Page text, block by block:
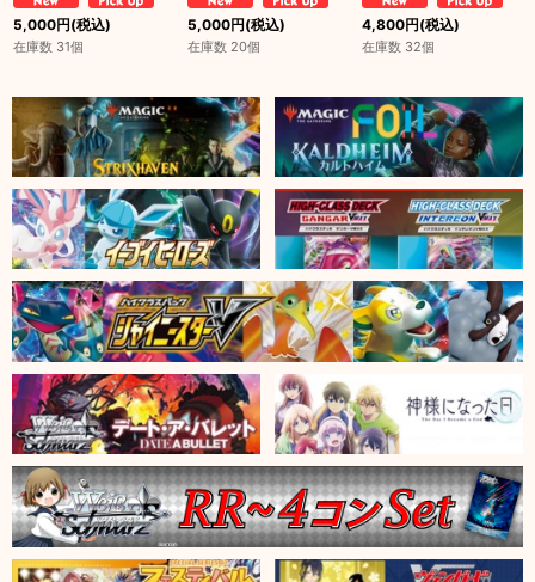
5,000円(税込)
在庫数 31個
5,000円(税込)
在庫数 20個
4,800円(税込)
在庫数 32個